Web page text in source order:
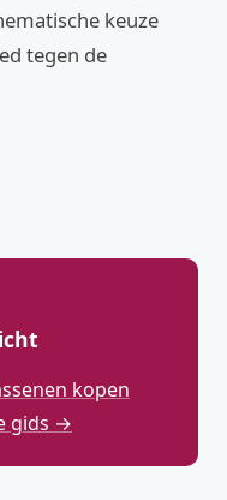
keuze
tegen de
kopen
gids →